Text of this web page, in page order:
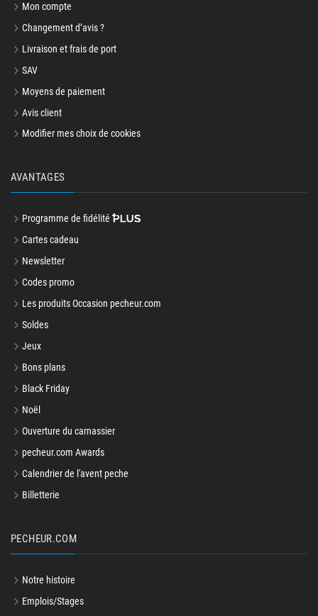
Mon compte
Changement d’avis ?
Livraison et frais de port
SAV
Moyens de paiement
Avis client
Modifier mes choix de cookies
AVANTAGES
Programme de fidélité
Cartes cadeau
Newsletter
Codes promo
Les produits Occasion pecheur.com
Soldes
Jeux
Bons plans
Black Friday
Noël
Ouverture du carnassier
pecheur.com Awards
Calendrier de l'avent peche
Billetterie
PECHEUR.COM
Notre histoire
Emplois/Stages